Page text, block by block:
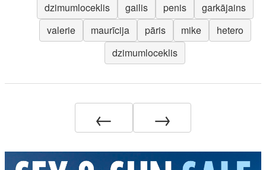
dzimumloceklis
gailis penis
garkājains
valerie
maurīcija pāris mike
hetero
dzimumloceklis
← →